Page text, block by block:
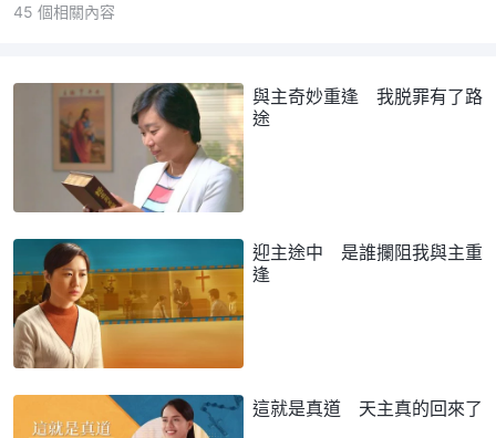
45 個相關內容
與主奇妙重逢 我脱罪有了路
途
迎主途中 是誰攔阻我與主重
逢
這就是真道 天主真的回來了